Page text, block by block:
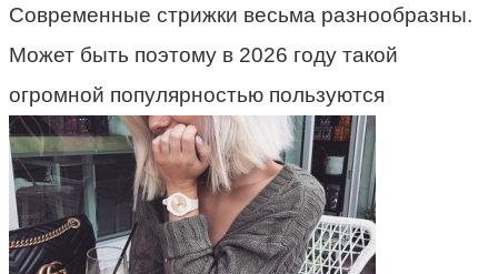
Современные стрижки весьма разнообразны.
Может быть поэтому в 2026 году такой
огромной популярностью пользуются